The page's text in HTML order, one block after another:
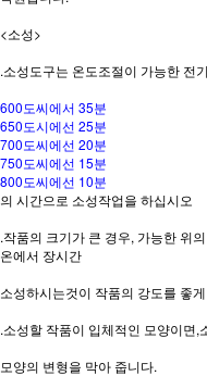
<소성>
.소성도구는 온도조절이 가능한 전
600도씨에서 35분
650도시에선 25분
700도씨에선 20분
750도씨에선 15분
800도씨에선 10분
의 시간으로 소성작업을 하십시오
.작품의 크기가 큰 경우, 가능한 위
온에서 장시간
소성하시는것이 작품의 강도를 좋
.소성할 작품이 입체적인 모양이면
모양의 변형을 막아 줍니다.